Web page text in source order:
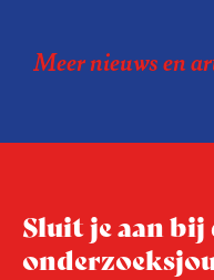
vergaand aan te
wet nog maar
Meer nieuws en
Sluit je aan bij